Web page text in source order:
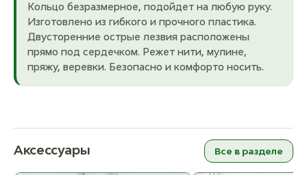
Кольцо безразмерное, подойдет на любую руку.
Изготовлено из гибкого и прочного пластика.
Двусторенние острые лезвия расположены
прямо под сердечком. Режет нити, мулине,
пряжу, веревки. Безопасно и комфорто носить.
Аксессуары Все в разделе